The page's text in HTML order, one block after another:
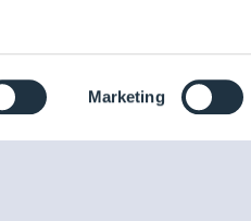
Marketing